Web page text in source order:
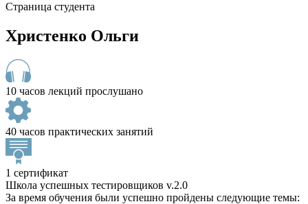
Страница студента
Христенко Ольги
10 часов лекций прослушано
40 часов практических занятий
1 сертификат
Школа успешных тестировщиков v.2.0
За время обучения были успешно пройдены следующие темы: